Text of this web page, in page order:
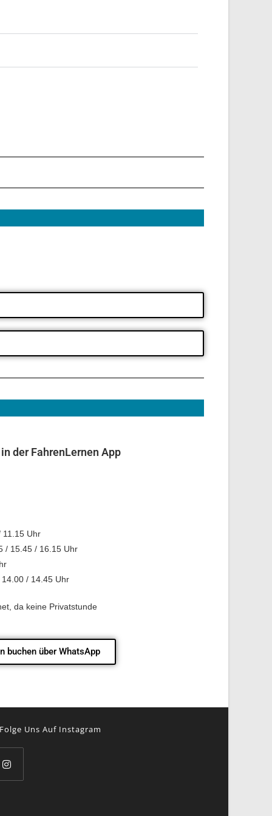
der FahrenLernen App
11.15 Uhr
/ 15.45 / 16.15 Uhr
/ 14.45 Uhr
da keine Privatstunde
buchen über WhatsApp
Folge Uns Auf Instagram